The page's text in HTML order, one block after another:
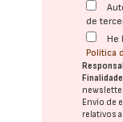
de
He
Política
Envío de
relativos